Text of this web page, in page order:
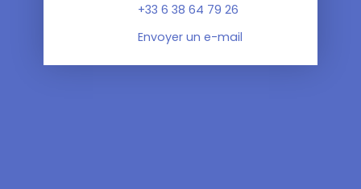
+33 6 38 64 79 26
Envoyer un e-mail